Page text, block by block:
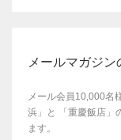
メールマガジン
メール会員10,000名
浜」と
「重慶飯店」
ます。